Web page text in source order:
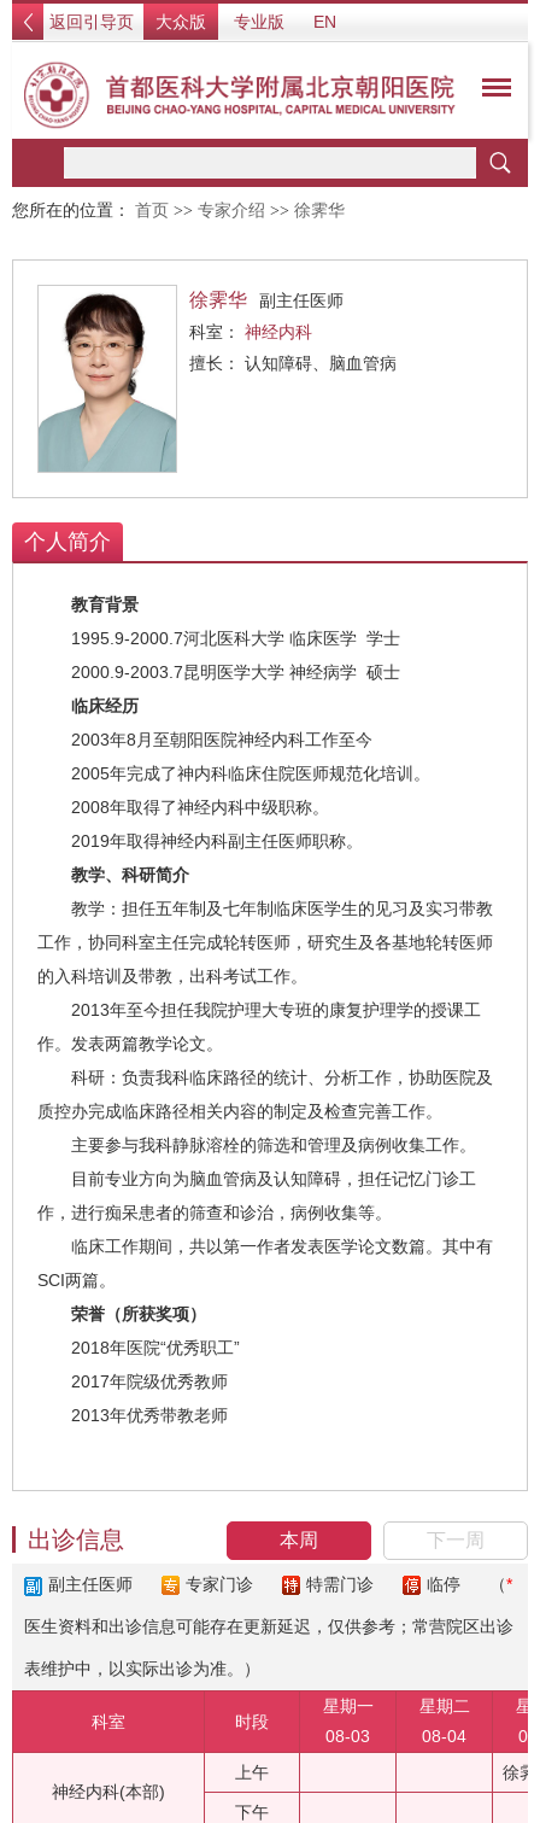
返回引导页 大众版 专业版 EN
您所在的位置： 首页 >> 专家介绍 >> 徐霁华
徐霁华
副主任医师
科室： 神经内科
擅长： 认知障碍、脑血管病
个人简介
教育背景
1995.9-2000.7河北医科大学 临床医学 学士
2000.9-2003.7昆明医学大学 神经病学 硕士
临床经历
2003年8月至朝阳医院神经内科工作至今
2005年完成了神内科临床住院医师规范化培训。
2008年取得了神经内科中级职称。
2019年取得神经内科副主任医师职称。
教学、科研简介
教学：担任五年制及七年制临床医学生的见习及实习带教
工作，协同科室主任完成轮转医师，研究生及各基地轮转医师
的入科培训及带教，出科考试工作。
2013年至今担任我院护理大专班的康复护理学的授课工
作。发表两篇教学论文。
科研：负责我科临床路径的统计、分析工作，协助医院及
质控办完成临床路径相关内容的制定及检查完善工作。
主要参与我科静脉溶栓的筛选和管理及病例收集工作。
目前专业方向为脑血管病及认知障碍，担任记忆门诊工
作，进行痴呆患者的筛查和诊治，病例收集等。
临床工作期间，共以第一作者发表医学论文数篇。其中有
SCI两篇。
荣誉（所获奖项）
2018年医院“优秀职工”
2017年院级优秀教师
2013年优秀带教老师
本周 下一周
出诊信息
副主任医师 专家门诊 特需门诊 临停 （*
医生资料和出诊信息可能存在更新延迟，仅供参考；常营院区出诊
表维护中，以实际出诊为准。）
科室 时段
星期一
08-03
星期二
08-04
星
神经内科(本部)
上午 徐
下午